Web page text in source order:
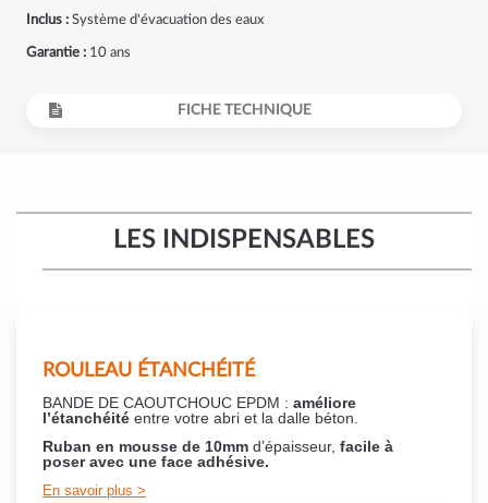
Inclus : Système d'évacuation des eaux
Garantie : 10 ans
FICHE TECHNIQUE
LES INDISPENSABLES
ROULEAU ÉTANCHÉITÉ
BANDE DE CAOUTCHOUC EPDM : améliore
l’étanchéité entre votre abri et la dalle béton.
Ruban en mousse de 10mm d’épaisseur, facile à
poser avec une face adhésive.
En savoir plus